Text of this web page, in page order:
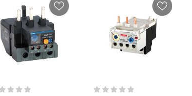
Теплове
Chint
100,0 Ампер
23-32 A
IP20
В кошик
Теплове
Chint
100,0 Ампер
30-40 A В кошик